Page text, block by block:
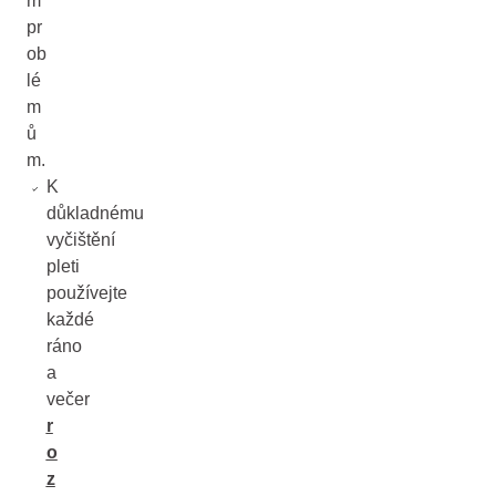
pr
ob
lé
m
ů
m.
K
důkladnému
vyčištění
pleti
používejte
každé
ráno
a
večer
r
o
z